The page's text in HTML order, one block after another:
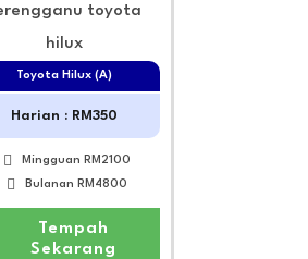
Toyota Hilux (A)
Harian : RM350
Mingguan RM2100
Bulanan RM4800
Tempah
Sekarang